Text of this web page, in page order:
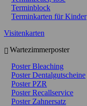
Terminblock
Terminkarten für Kinder
Visitenkarten
Wartezimmerposter
Poster Bleaching
Poster Dentalgutscheine
Poster PZR
Poster Recallservice
Poster Zahnersatz